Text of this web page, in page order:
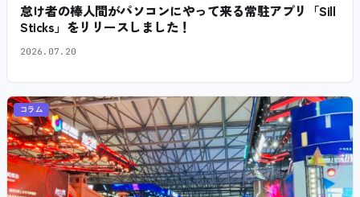
怠け者の棒人間がパソコンにやって来る常駐アプリ「Sill
Sticks」をリリースしました！
2026.07.20
コラム